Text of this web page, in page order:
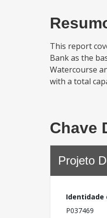
This report
Bank as the
Watercourse
with a total
Chave
Projeto
Identidade
P037469